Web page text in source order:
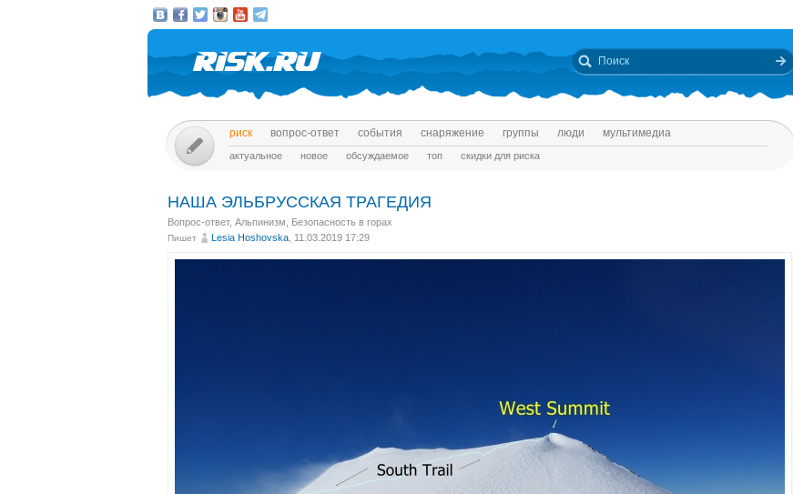
риск вопрос-ответ события снаряжение группы люди мультимедиа
актуальное новое обсуждаемое топ скидки для риска
НАША ЭЛЬБРУССКАЯ ТРАГЕДИЯ
Вопрос-ответ, Альпинизм Безопасность в горах
Пишет Lesia Hoshovska , 11.03.2019 17:29